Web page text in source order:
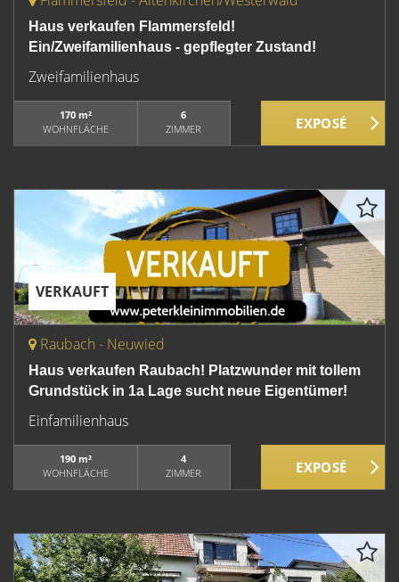
Haus verkaufen Flammersfeld!
Ein/Zweifamilienhaus - gepflegter Zustand!
Zweifamilienhaus
170 m²
WOHNFLÄCHE
6
ZIMMER
VERKAUFT
Raubach - Neuwied
Haus verkaufen Raubach! Platzwunder mit tollem
Grundstück in 1a Lage sucht neue Eigentümer!
Einfamilienhaus
190 m²
WOHNFLÄCHE
4
ZIMMER